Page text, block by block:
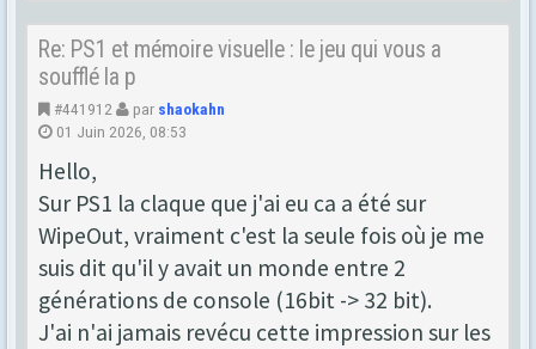
Re: PS1 et mémoire visuelle : le jeu qui vous a
soufflé la p
#441912 par shaokahn
01 Juin 2026, 08:53
Hello,
Sur PS1 la claque que j'ai eu ca a été sur
WipeOut, vraiment c'est la seule fois où je me
suis dit qu'il y avait un monde entre 2
générations de console (16bit -> 32 bit).
J'ai n'ai jamais revécu cette impression sur les